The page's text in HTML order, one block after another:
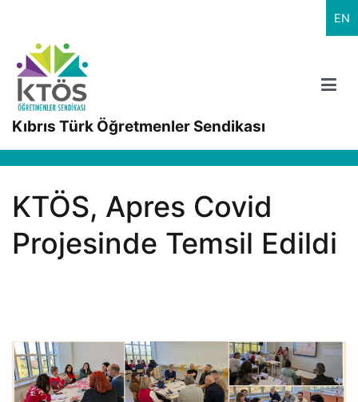
EN
Kıbrıs Türk Öğretmenler Sendikası
KTÖS, Apres Covid
Projesinde Temsil Edildi